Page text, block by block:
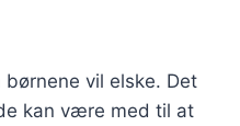
vil elske. Det
kan være med til at